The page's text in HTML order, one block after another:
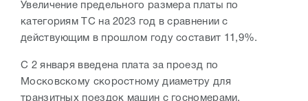
Увеличение предельного размера платы по
категориям ТС на 2023 год в сравнении с
действующим в прошлом году составит 11,9%.
С 2 января введена плата за проезд по
Московскому скоростному диаметру для
транзитных поездок машин с госномерами,